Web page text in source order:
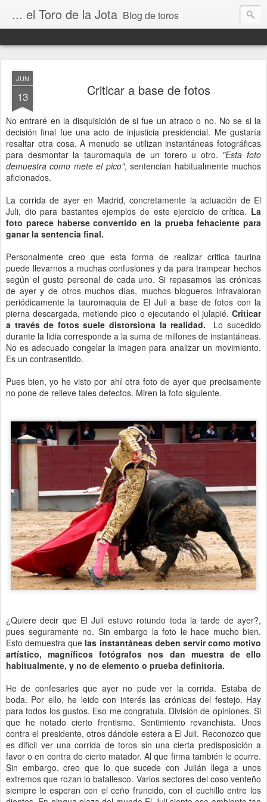
... el Toro de la Jota Blog de toros
JUN
13 Criticar a base de fotos
No entraré en la disquisición de si fue un atraco o no. No se si la
decisión final fue una acto de injusticia presidencial. Me gustaría
resaltar otra cosa. A menudo se utilizan instantáneas fotográficas
para desmontar la tauromaquia de un torero u otro. "Esta foto
demuestra como mete el pico", sentencian habitualmente muchos
aficionados.
La corrida de ayer en Madrid, concretamente la actuación de El
Juli, dio para bastantes ejemplos de este ejercicio de crítica. La
foto parece haberse convertido en la prueba fehaciente para
ganar la sentencia final.
Personalmente creo que esta forma de realizar critica taurina
puede llevarnos a muchas confusiones y da para trampear hechos
según el gusto personal de cada uno. Si repasamos las crónicas
de ayer y de otros muchos días, muchos blogueros infravaloran
periódicamente la tauromaquia de El Juli a base de fotos con la
pierna descargada, metiendo pico o ejecutando el julapié. Criticar
a través de fotos suele distorsiona la realidad.
Lo sucedido
durante la lidia corresponde a la suma de millones de instantáneas.
No es adecuado congelar la imagen para analizar un movimiento.
Es un contrasentido.
Pues bien, yo he visto por ahí otra foto de ayer que precisamente
no pone de relieve tales defectos. Miren la foto siguiente.
¿Quiere decir que El Juli estuvo rotundo toda la tarde de ayer?,
pues seguramente no. Sin embargo la foto le hace mucho bien.
Esto demuestra que las instantáneas deben servir como motivo
artístico, magníficos fotógrafos nos dan muestra de ello
habitualmente, y no de elemento o prueba definitoria.
He de confesarles que ayer no pude ver la corrida. Estaba de
boda. Por ello, he leido con interés las crónicas del festejo. Hay
para todos los gustos. Eso me congratula. División de opiniones. Si
que he notado cierto frentismo. Sentimiento revanchista. Unos
contra el presidente, otros dándole estera a El Juli. Reconozco que
es dificil ver una corrida de toros sin una cierta predisposición a
favor o en contra de cierto matador. Al que firma también le ocurre.
Sin embargo, creo que lo que sucede con Julián llega a unos
extremos que rozan lo batallesco. Varios sectores del coso venteño
siempre le esperan con el ceño fruncido, con el cuchillo entre los